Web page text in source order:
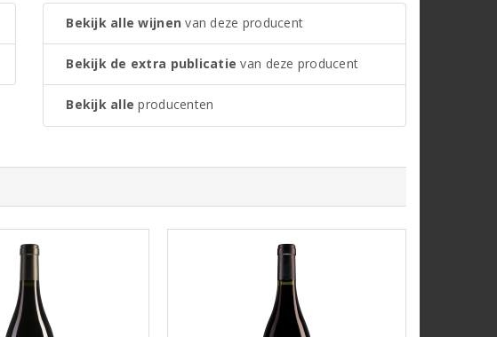
Bekijk alle wijnen van deze producent
Bekijk de extra publicatie van deze producent
Bekijk alle producenten